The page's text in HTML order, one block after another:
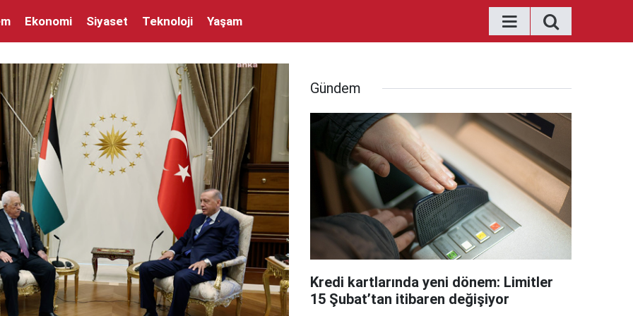
Ekonomi Siyaset Teknoloji Yaşam
Gündem
Kredi kartlarında yeni dönem: Limitler
15 Şubat’tan itibaren değişiyor